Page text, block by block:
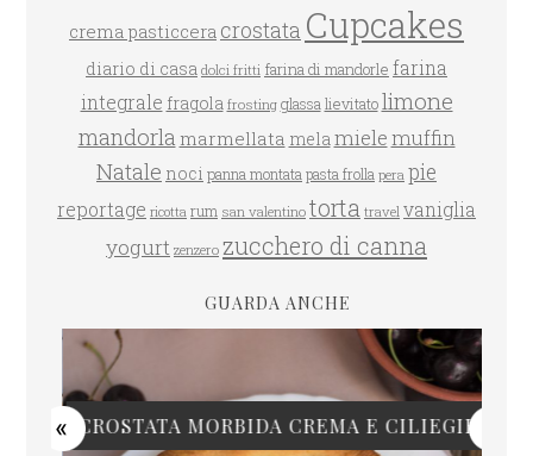
crema pasticcera crostata Cupcakes
diario di casa dolci fritti farina di mandorle farina
integrale fragola frosting glassa lievitato limone
mandorla marmellata melamielemuffin
Natale noci panna montata pasta frolla pera pie
reportage ricotta rum san valentino torta travel vaniglia
yogurt zenzero zucchero di canna
GUARDA ANCHE
CROSTATA MORBIDA CREMA E CILIEGIE